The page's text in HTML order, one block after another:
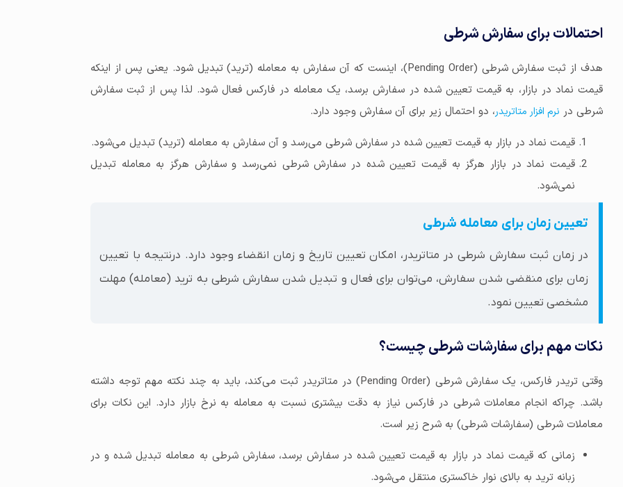
احتمالات برای سفارش شرطی
هدف از ثبت سفارش شرطی (Pending Order)، اینست که آن سفارش به معامله (ترید) تبدیل شود. یعنی پس از اینکه
قیمت نماد در بازار، به قیمت تعیین شده در سفارش برسد، یک معامله در فارکس فعال شود. لذا پس از ثبت سفارش
شرطی در نرم افزار متاتریدر، دو احتمال زیر برای آن سفارش وجود دارد.
قیمت نماد در بازار به قیمت تعیین شده در سفارش شرطی می‌رسد و آن سفارش به معامله (ترید) تبدیل می‌شود.
قیمت نماد در بازار هرگز به قیمت تعیین شده در سفارش شرطی نمی‌رسد و سفارش هرگز به معامله تبدیل
نمی‌شود.
تعیین زمان برای معامله شرطی
در زمان ثبت سفارش شرطی در متاتریدر، امکان تعیین تاریخ و زمان انقضاء وجود دارد. درنتیجه با تعیین
زمان برای منقضی شدن سفارش، می‌توان برای فعال و تبدیل شدن سفارش شرطی به ترید (معامله) مهلت
مشخصی تعیین نمود.
نکات مهم برای سفارشات شرطی چیست؟
وقتی تریدر فارکس، یک سفارش شرطی (Pending Order) در متاتریدر ثبت می‌کند، باید به چند نکته مهم توجه داشته
باشد. چراکه انجام معاملات شرطی در فارکس نیاز به دقت بیشتری نسبت به معامله به نرخ بازار دارد. این نکات برای
معاملات شرطی (سفارشات شرطی) به شرح زیر است.
زمانی که قیمت نماد در بازار به قیمت تعیین شده در سفارش برسد، سفارش شرطی به معامله تبدیل شده و در
زبانه ترید به بالای نوار خاکستری منتقل می‌شود.